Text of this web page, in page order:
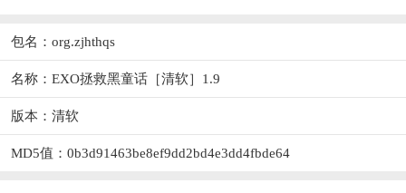
包名：org.zjhthqs
名称：EXO拯救黑童话［清软］1.9
版本：清软
MD5值：0b3d91463be8ef9dd2bd4e3dd4fbde64